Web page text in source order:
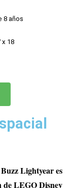
8 años
x 18
Lightyear es
de LEGO Disney